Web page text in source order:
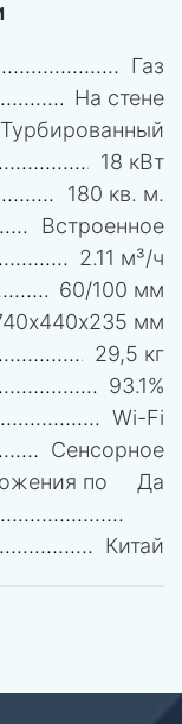
Газ
На стене
Турбированный
18 кВт
180 кв. м.
Встроенное
2.11 м³/ч
60/100 мм
мм
29,5 кг
93.1%
Wi-Fi
Сенсорное
по
Да
Китай